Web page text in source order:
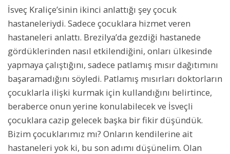
İsveç Kraliçe’sinin ikinci anlattığı şey çocuk
hastaneleriydi. Sadece çocuklara hizmet veren
hastaneleri anlattı. Brezilya’da gezdiği hastanede
gördüklerinden nasıl etkilendiğini, onları ülkesinde
yapmaya çalıştığını, sadece patlamış mısır dağıtımını
başaramadığını söyledi. Patlamış mısırları doktorların
çocuklarla ilişki kurmak için kullandığını belirtince,
beraberce onun yerine konulabilecek ve İsveçli
çocuklara cazip gelecek başka bir fikir düşündük.
Bizim çocuklarımız mı? Onların kendilerine ait
hastaneleri yok ki, bu son adımı düşünelim. Olan